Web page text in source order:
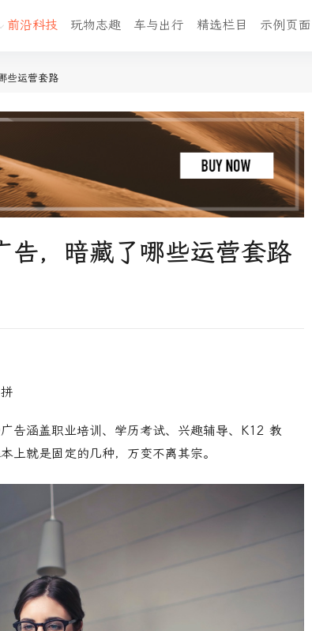
前沿科技 玩物志趣 车与出行 精选栏目 示例页面
些运营套路
告，暗藏了哪些运营套路
告涵盖职业培训、学历考试、兴趣辅导、K12 教
上就是固定的几种，万变不离其宗。